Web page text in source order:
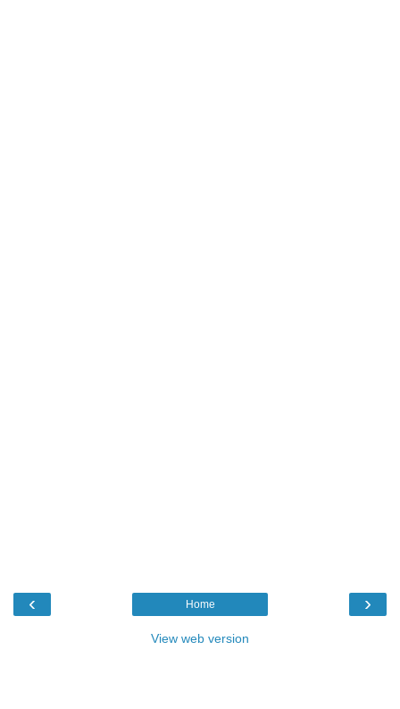
‹ ›
Home
View web version